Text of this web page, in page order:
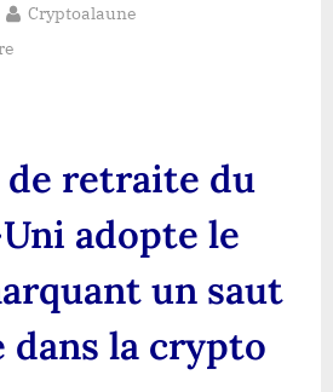
By
Cryptoalaune
retraite
du
Uni
le
Bitcoin,
marquant
de retraite du
adopte le
un saut
la crypto